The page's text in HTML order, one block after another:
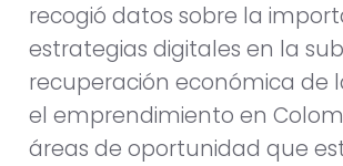
recogió datos sobre la
estrategias digitales en la
recuperación económica de
el emprendimiento en
áreas de oportunidad que